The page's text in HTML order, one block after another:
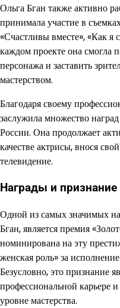
Ольга Бган также активно
принимала участие в
«Счастливы вместе», «Как я
каждом проекте она смогла
персонажа и заставить
мастерством.
Благодаря своему
заслужила множество
России. Она продолжает
качестве актрисы, внося
телевидение.
Награды и признание
Одной из самых значимых
Бган, является премия
номинирована на эту
женская роль» за
Безусловно, это признание
профессиональной карьере
уровне мастерства.